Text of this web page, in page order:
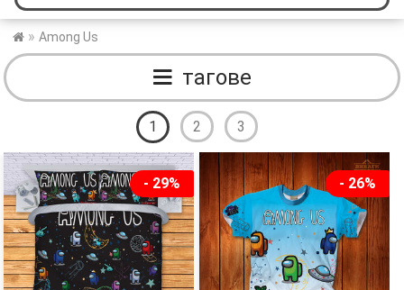
» Among Us
тагове
1 2 3
- 29% - 26%